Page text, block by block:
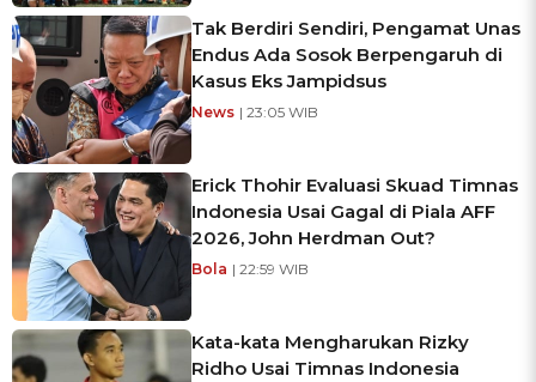
Tak Berdiri Sendiri, Pengamat Unas
Endus Ada Sosok Berpengaruh di
Kasus Eks Jampidsus
News | 23:05 WIB
Erick Thohir Evaluasi Skuad Timnas
Indonesia Usai Gagal di Piala AFF
2026, John Herdman Out?
Bola | 22:59 WIB
Kata-kata Mengharukan Rizky
Ridho Usai Timnas Indonesia